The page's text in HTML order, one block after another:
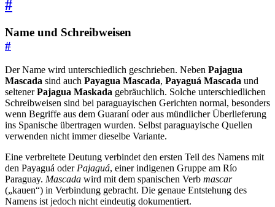
#
Name und Schreibweisen
#
Der Name wird unterschiedlich geschrieben. Neben Pajagua
Mascada sind auch Payagua Mascada, Payaguá Mascada und
seltenerPajagua Maskada gebräuchlich. Solche unterschiedlichen
Schreibweisen sind bei paraguayischen Gerichten normal, besonders
wenn Begriffe aus dem Guaraní oder aus mündlicher Überlieferung
ins Spanische übertragen wurden. Selbst paraguayische Quellen
verwenden nicht immer dieselbe Variante.
Eine verbreitete Deutung verbindet den ersten Teil des Namens mit
den Payaguá oder Pajaguá, einer indigenen Gruppe am Río
Paraguay. Mascada wird mit dem spanischen Verb mascar
(„kauen“) in Verbindung gebracht. Die genaue Entstehung des
Namens ist jedoch nicht eindeutig dokumentiert.